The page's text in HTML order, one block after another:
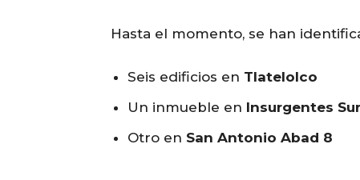
Hasta el momento, se han
Seis edificios en Tlatelolco
Un inmueble en Insurgentes
Otro en San Antonio Abad 8